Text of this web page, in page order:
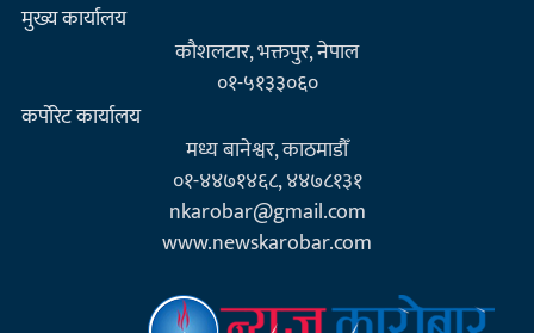
मुख्य कार्यालय
कौशलटार, भक्तपुर, नेपाल
०१-५१३३०६०
कर्पाेरेट कार्यालय
मध्य बानेश्वर, काठमाडौँ
०१-४४७१४६८, ४४७८१३१
nkarobar@gmail.com
www.newskarobar.com